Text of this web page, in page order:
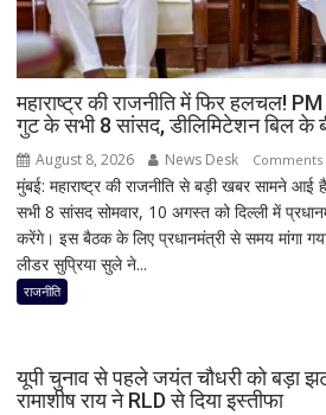
महाराष्ट्र की राजनीति में फिर हलचल!
गुट के सभी 8 सांसद, डीलिमिटेशन बिल के
August 8, 2026 News Desk Comments
मुंबई: महाराष्ट्र की राजनीति से बड़ी खबर सामने
सभी 8 सांसद सोमवार, 10 अगस्त को दिल्ली में
करेंगे। इस बैठक के लिए प्रधानमंत्री से समय मांगा
लीडर सुप्रिया सुले ने...
राजनीति
यूपी चुनाव से पहले जयंत चौधरी को बड़ा
रामाशीष राय ने RLD से दिया इस्तीफा